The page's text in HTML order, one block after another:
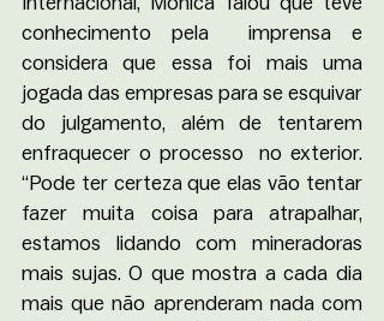
conhecimento pela  imprensa e
considera que essa foi mais uma
jogada das empresas para se esquivar
do julgamento, além de tentarem
enfraquecer o processo  no exterior.
“Pode ter certeza que elas vão tentar
fazer muita coisa para atrapalhar,
estamos lidando com mineradoras
mais sujas. O que mostra a cada dia
mais que não aprenderam nada com